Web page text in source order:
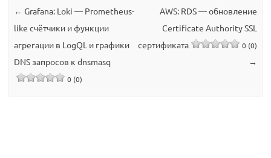
← Grafana: Loki — Prometheus-
like счётчики и функции
агрегации в LogQL и графики
DNS запросов к dnsmasq
0 (0)
AWS: RDS — обновление
Certificate Authority SSL
сертификата
0 (0)
→